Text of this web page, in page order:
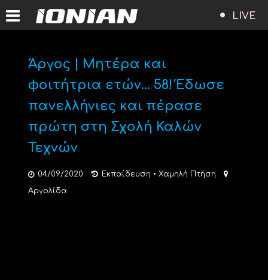
LIVE
Άργος | Μητέρα και
φοιτήτρια ετών… 58! Έδωσε
πανελλήνιες και πέρασε
πρώτη στη Σχολή Καλών
Τεχνών
04/09/2020 Εκπαίδευση • Χαμηλή Πτήση
Αργολίδα